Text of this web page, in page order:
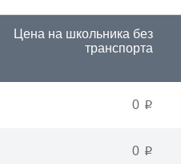
Цена на школьника без
транспорта
0 p
0 p